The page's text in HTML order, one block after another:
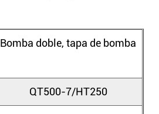
Bomba doble, tapa de bomba
QT500-7/HT250